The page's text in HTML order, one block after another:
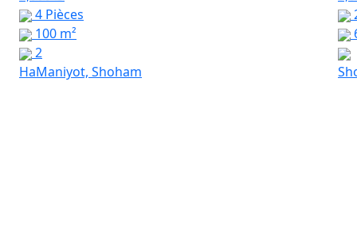
4 Pièces
100 m²
2
HaManiyot, Shoham